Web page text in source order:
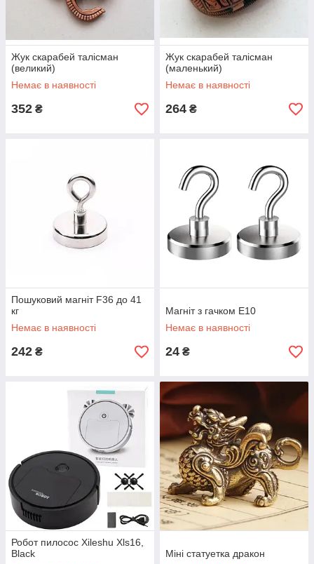
Жук скарабей талісман
(великий)
Немає в наявності
352 ₴
Жук скарабей талісман
(маленький)
Немає в наявності
264 ₴
Пошуковий магніт F36 до 41
кг
Немає в наявності
242 ₴
Магніт з гачком Е10
Немає в наявності
24 ₴
Робот пилосос Xileshu Xls16,
Black
Міні статуетка дракон